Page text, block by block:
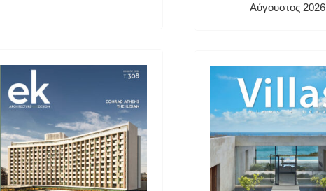
Αύγουστος 2026